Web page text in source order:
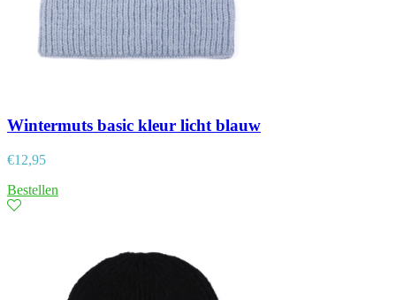
Wintermuts basic kleur licht blauw
€12,95
Bestellen